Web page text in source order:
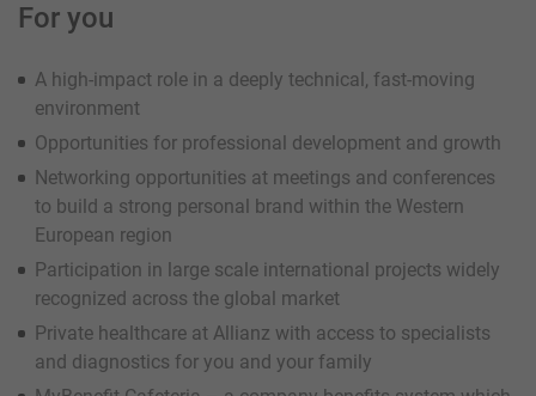
For you
A high-impact role in a deeply technical, fast-moving
environment
Opportunities for professional development and growth
Networking opportunities at meetings and conferences
to build a strong personal brand within the Western
European region
Participation in large scale international projects widely
recognized across the global market
Private healthcare at Allianz with access to specialists
and diagnostics for you and your family